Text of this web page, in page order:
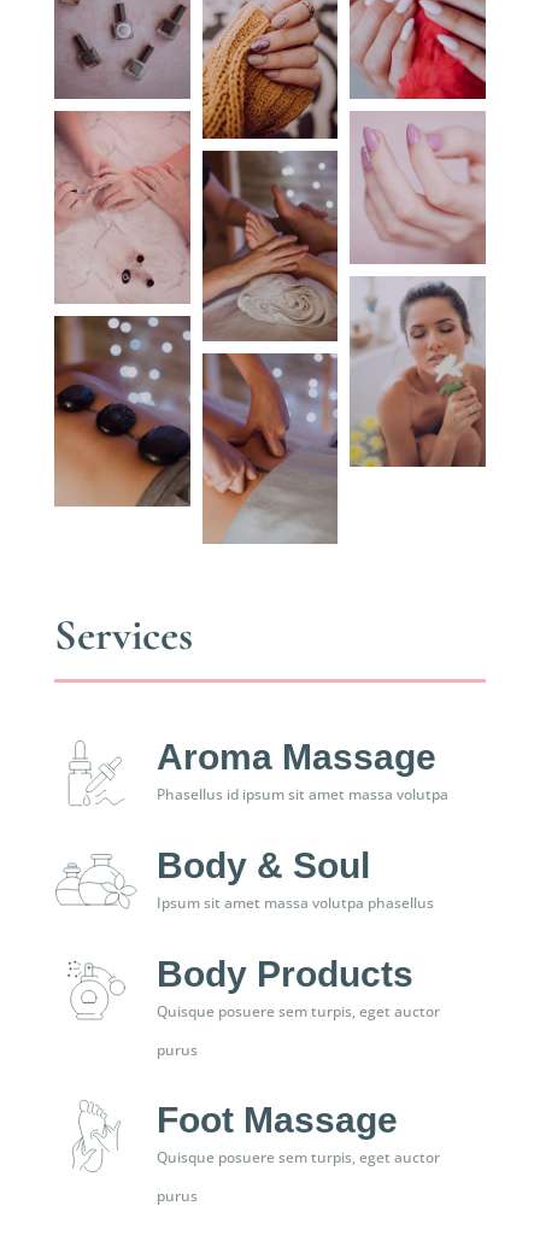
Services
Aroma Massage
Phasellus id ipsum sit amet massa volutpa
Body & Soul
Ipsum sit amet massa volutpa phasellus
Body Products
Quisque posuere sem turpis, eget auctor
purus
Foot Massage
Quisque posuere sem turpis, eget auctor
purus